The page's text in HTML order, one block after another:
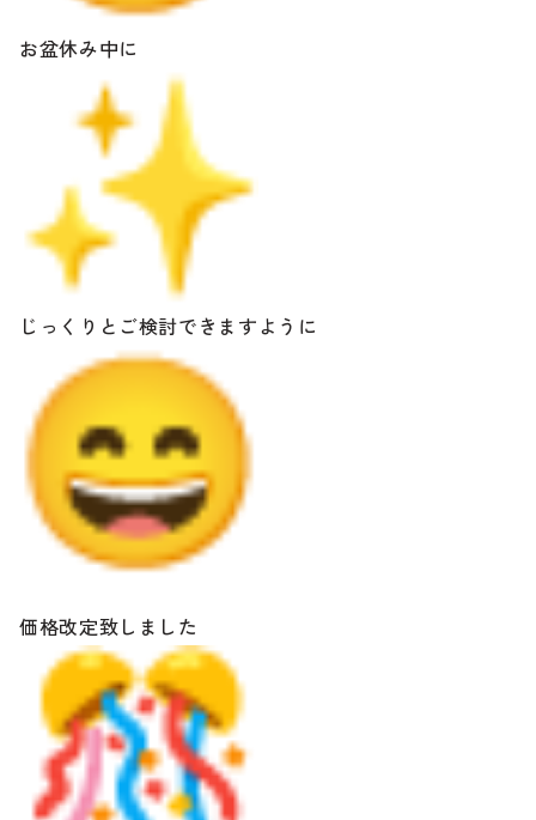
お盆休み中に
じっくりとご検討できますように
価格改定致しました